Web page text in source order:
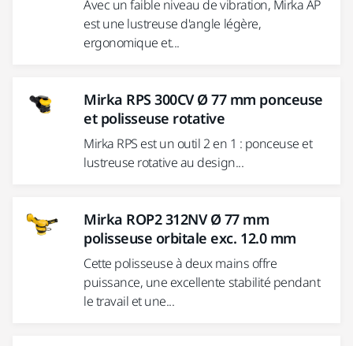
Avec un faible niveau de vibration, Mirka AP
est une lustreuse d'angle légère,
ergonomique et...
Mirka RPS 300CV Ø 77 mm ponceuse
et polisseuse rotative
Mirka RPS est un outil 2 en 1 : ponceuse et
lustreuse rotative au design...
Mirka ROP2 312NV Ø 77 mm
polisseuse orbitale exc. 12.0 mm
Cette polisseuse à deux mains offre
puissance, une excellente stabilité pendant
le travail et une...